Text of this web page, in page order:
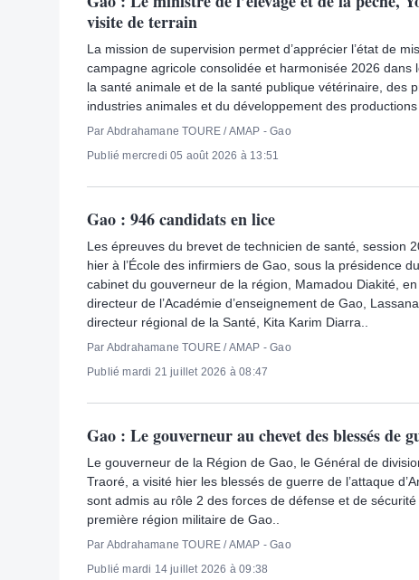
visite de terrain
La mission de supervision permet d’apprécier l’état de
campagne agricole consolidée et harmonisée 2026 dans
la santé animale et de la santé publique vétérinaire, des
industries animales et du développement des
Par Abdrahamane TOURE / AMAP - Gao
Publié mercredi 05 août 2026 à 13:51
Gao : 946 candidats en lice
Les épreuves du brevet de technicien de santé, session
hier à l’École des infirmiers de Gao, sous la présidence
cabinet du gouverneur de la région, Mamadou Diakité,
directeur de l’Académie d’enseignement de Gao,
directeur régional de la Santé, Kita Karim Diarra..
Par Abdrahamane TOURE / AMAP - Gao
Publié mardi 21 juillet 2026 à 08:47
Gao : Le gouverneur au chevet des blessés de
Le gouverneur de la Région de Gao, le Général de
Traoré, a visité hier les blessés de guerre de l’attaque
sont admis au rôle 2 des forces de défense et de
première région militaire de Gao..
Par Abdrahamane TOURE / AMAP - Gao
Publié mardi 14 juillet 2026 à 09:38